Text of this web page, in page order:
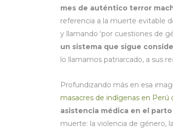
mes de auténtico terror
referencia a la muerte evitable
y llamando ‘por cuestiones de
un sistema que sigue
lo llamamos patriarcado, a sus
Profundizando más en esa
masacres de indígenas en Perú
asistencia médica en el
muerte: la violencia de género,